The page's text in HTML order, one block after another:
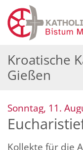
Zum Inhalt springen
Kroatische
Gießen
Sonntag, 11.
Kollekte für die